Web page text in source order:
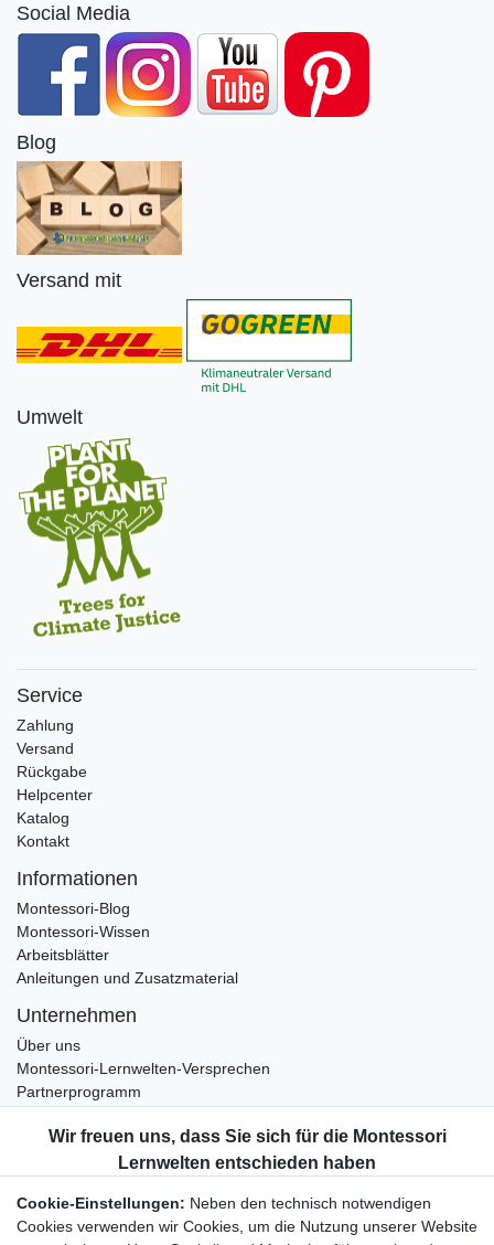
Social Media
Blog
Versand mit
Umwelt
Service
Zahlung
Versand
Rückgabe
Helpcenter
Katalog
Kontakt
Informationen
Montessori-Blog
Montessori-Wissen
Arbeitsblätter
Anleitungen und Zusatzmaterial
Unternehmen
Über uns
Montessori-Lernwelten-Versprechen
Partnerprogramm
Bestellung widerrufen
Datenschutzerklärung
AGB
Cookie-Einstellungen: Neben den technisch notwendigen
Cookies verwenden wir Cookies, um die Nutzung unserer Website